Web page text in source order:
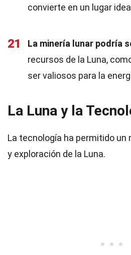
convierte en un lugar
21 La minería lunar podría
recursos de la Luna,
ser valiosos para la
La Luna y la
La tecnología ha permitido
y exploración de la Luna.